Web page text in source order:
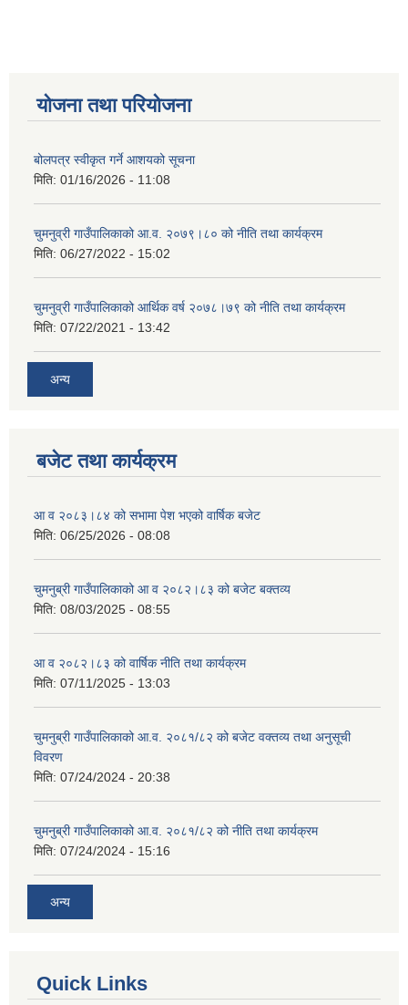
योजना तथा परियोजना
बोलपत्र स्वीकृत गर्ने आशयको सूचना
मिति: 01/16/2026 - 11:08
चुमनुव्री गाउँपालिकाको आ.व. २०७९।८० को नीति तथा कार्यक्रम
मिति: 06/27/2022 - 15:02
चुमनुव्री गाउँपालिकाको आर्थिक वर्ष २०७८।७९ को नीति तथा कार्यक्रम
मिति: 07/22/2021 - 13:42
अन्य
बजेट तथा कार्यक्रम
आ व २०८३।८४ को सभामा पेश भएको वार्षिक बजेट
मिति: 06/25/2026 - 08:08
चुमनुब्री गाउँपालिकाको आ व २०८२।८३ को बजेट बक्तव्य
मिति: 08/03/2025 - 08:55
आ व २०८२।८३ को वार्षिक नीति तथा कार्यक्रम
मिति: 07/11/2025 - 13:03
चुमनुब्री गाउँपालिकाको आ.व. २०८१/८२ को बजेट वक्तव्य तथा अनुसूची
विवरण
मिति: 07/24/2024 - 20:38
चुमनुब्री गाउँपालिकाको आ.व. २०८१/८२ को नीति तथा कार्यक्रम
मिति: 07/24/2024 - 15:16
अन्य
Quick Links